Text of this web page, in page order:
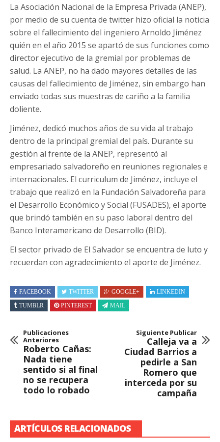
La Asociación Nacional de la Empresa Privada (ANEP),
por medio de su cuenta de twitter hizo oficial la noticia
sobre el fallecimiento del ingeniero Arnoldo Jiménez
quién en el año 2015 se apartó de sus funciones como
director ejecutivo de la gremial por problemas de
salud. La ANEP, no ha dado mayores detalles de las
causas del fallecimiento de Jiménez, sin embargo han
enviado todas sus muestras de cariño a la familia
doliente.
Jiménez, dedicó muchos años de su vida al trabajo
dentro de la principal gremial del país. Durante su
gestión al frente de la ANEP, representó al
empresariado salvadoreño en reuniones regionales e
internacionales. El curriculum de Jiménez, incluye el
trabajo que realizó en la Fundación Salvadoreña para
el Desarrollo Económico y Social (FUSADES), el aporte
que brindó también en su paso laboral dentro del
Banco Interamericano de Desarrollo (BID).
El sector privado de El Salvador se encuentra de luto y
recuerdan con agradecimiento el aporte de Jiménez.
FACEBOOK TWITTER GOOGLE+
LINKEDIN
TUMBLR
PINTEREST MAIL
Publicaciones
Anteriores
Roberto Cañas:
Nada tiene
sentido si al final
no se recupera
todo lo robado
Siguiente Publicar
Calleja va a
Ciudad Barrios a
pedirle a San
Romero que
interceda por su
campaña
ARTÍCULOS RELACIONADOS